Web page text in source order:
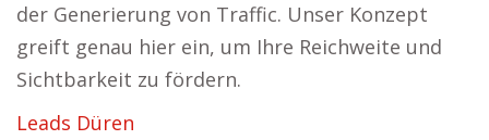
der Generierung von Traffic. Unser Konzept
greift genau hier ein, um Ihre Reichweite und
Sichtbarkeit zu fördern.
Leads Düren